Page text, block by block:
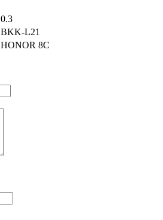
0.3
BKK-L21
HONOR 8C